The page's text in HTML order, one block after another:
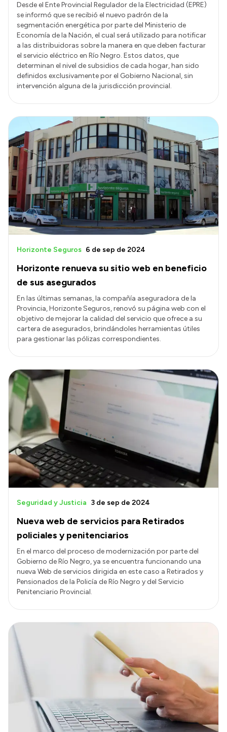
Desde el Ente Provincial Regulador de la Electricidad (EPRE)
se informó que se recibió el nuevo padrón de la
segmentación energética por parte del Ministerio de
Economía de la Nación, el cual será utilizado para notificar
a las distribuidoras sobre la manera en que deben facturar
el servicio eléctrico en Río Negro. Estos datos, que
determinan el nivel de subsidios de cada hogar, han sido
definidos exclusivamente por el Gobierno Nacional, sin
intervención alguna de la jurisdicción provincial.
Horizonte renueva su sitio web en beneficio
de sus asegurados
Horizonte Seguros 6 de sep de 2024
En las últimas semanas, la compañía aseguradora de la
Provincia, Horizonte Seguros, renovó su página web con el
objetivo de mejorar la calidad del servicio que ofrece a su
cartera de asegurados, brindándoles herramientas útiles
para gestionar las pólizas correspondientes.
Nueva web de servicios para Retirados
policiales y penitenciarios
Seguridad y Justicia 3 de sep de 2024
En el marco del proceso de modernización por parte del
Gobierno de Río Negro, ya se encuentra funcionando una
nueva Web de servicios dirigida en este caso a Retirados y
Pensionados de la Policía de Río Negro y del Servicio
Penitenciario Provincial.